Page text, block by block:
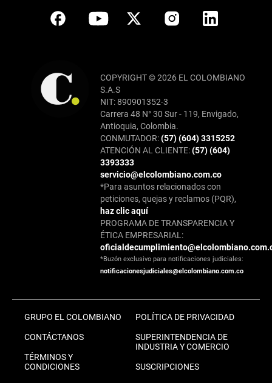
COPYRIGHT © 2026 EL COLOMBIANO
S.A.S
NIT: 890901352-3
Carrera 48 N° 30 Sur - 119, Envigado,
Antioquia, Colombia.
CONMUTADOR:(57) (604) 3315252
ATENCIÓN AL CLIENTE:(57) (604)
3393333
servicio@elcolombiano.com.co
*Para asuntos relacionados con
peticiones, quejas y reclamos (PQR),
haz clic aquí
PROGRAMA DE TRANSPARENCIA Y
ÉTICA EMPRESARIAL:
*Buzón exclusivo para notificaciones judiciales:
notificacionesjudiciales@elcolombiano.com.co
GRUPO EL COLOMBIANO
CONTÁCTANOS
TÉRMINOS Y
CONDICIONES
POLÍTICA DE PRIVACIDAD
SUPERINTENDENCIA DE
INDUSTRIA Y COMERCIO
SUSCRIPCIONES